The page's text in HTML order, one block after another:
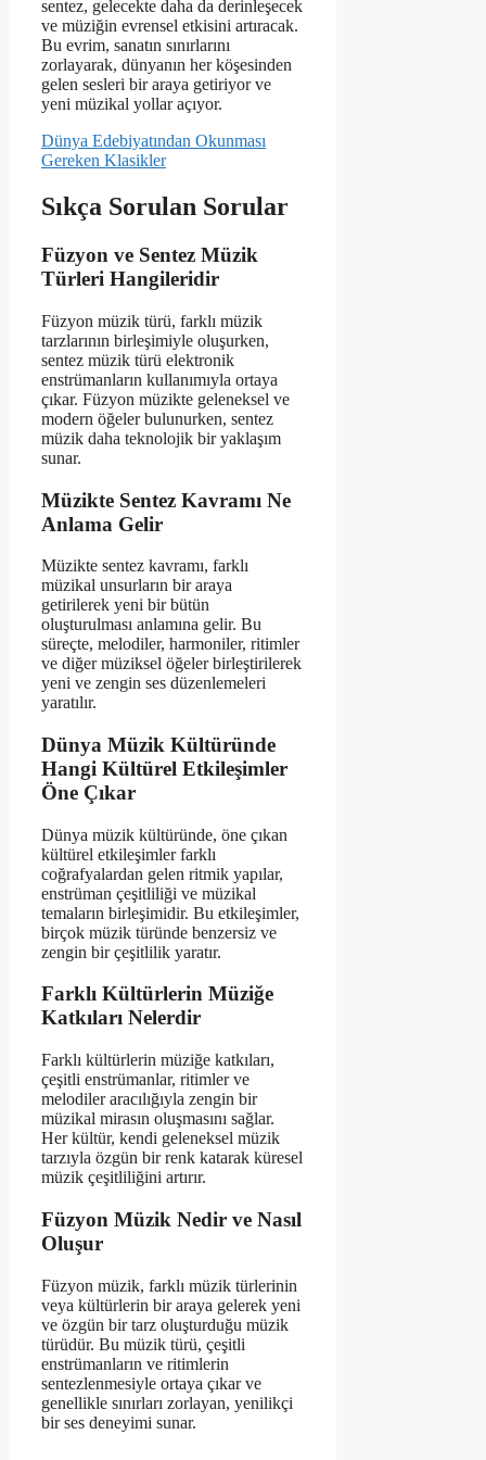
sentez, gelecekte daha da derinleşecek
ve müziğin evrensel etkisini artıracak.
Bu evrim, sanatın sınırlarını
zorlayarak, dünyanın her köşesinden
gelen sesleri bir araya getiriyor ve
yeni müzikal yollar açıyor.
Dünya Edebiyatından Okunması
Gereken Klasikler
Sıkça Sorulan Sorular
Füzyon ve Sentez Müzik
Türleri Hangileridir
Füzyon müzik türü, farklı müzik
tarzlarının birleşimiyle oluşurken,
sentez müzik türü elektronik
enstrümanların kullanımıyla ortaya
çıkar. Füzyon müzikte geleneksel ve
modern öğeler bulunurken, sentez
müzik daha teknolojik bir yaklaşım
sunar.
Müzikte Sentez Kavramı Ne
Anlama Gelir
Müzikte sentez kavramı, farklı
müzikal unsurların bir araya
getirilerek yeni bir bütün
oluşturulması anlamına gelir. Bu
süreçte, melodiler, harmoniler, ritimler
ve diğer müziksel öğeler birleştirilerek
yeni ve zengin ses düzenlemeleri
yaratılır.
Dünya Müzik Kültüründe
Hangi Kültürel Etkileşimler
Öne Çıkar
Dünya müzik kültüründe, öne çıkan
kültürel etkileşimler farklı
coğrafyalardan gelen ritmik yapılar,
enstrüman çeşitliliği ve müzikal
temaların birleşimidir. Bu etkileşimler,
birçok müzik türünde benzersiz ve
zengin bir çeşitlilik yaratır.
Farklı Kültürlerin Müziğe
Katkıları Nelerdir
Farklı kültürlerin müziğe katkıları,
çeşitli enstrümanlar, ritimler ve
melodiler aracılığıyla zengin bir
müzikal mirasın oluşmasını sağlar.
Her kültür, kendi geleneksel müzik
tarzıyla özgün bir renk katarak küresel
müzik çeşitliliğini artırır.
Füzyon Müzik Nedir ve Nasıl
Oluşur
Füzyon müzik, farklı müzik türlerinin
veya kültürlerin bir araya gelerek yeni
ve özgün bir tarz oluşturduğu müzik
türüdür. Bu müzik türü, çeşitli
enstrümanların ve ritimlerin
sentezlenmesiyle ortaya çıkar ve
genellikle sınırları zorlayan, yenilikçi
bir ses deneyimi sunar.